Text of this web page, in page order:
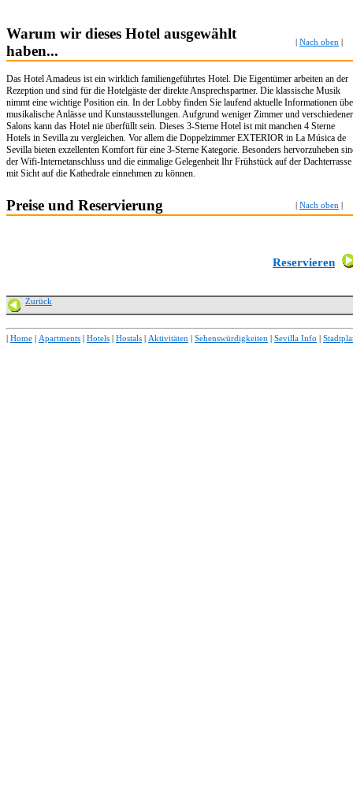
Warum wir dieses Hotel ausgewählt
haben...
Nach oben
Das Hotel Amadeus ist ein wirklich familiengeführtes Hotel. Die Eigentümer arbeiten an der
Rezeption und sind für die Hotelgäste der direkte Ansprechspartner. Die klassische Musik
nimmt eine wichtige Position ein. In der Lobby finden Sie laufend aktuelle Informationen
musikalische Anlässe und Kunstausstellungen. Aufgrund weniger Zimmer und verschiedener
Salons kann das Hotel nie überfüllt sein. Dieses 3-Sterne Hotel ist mit manchen 4 Sterne
Hotels in Sevilla zu vergleichen. Vor allem die Doppelzimmer EXTERIOR in La Música de
Sevilla bieten exzellenten Komfort für eine 3-Sterne Kategorie. Besonders hervorzuheben
der Wifi-Internetanschluss und die einmalige Gelegenheit Ihr Frühstück auf der Dachterrasse
mit Sicht auf die Kathedrale einnehmen zu können.
Preise und Reservierung Nach oben
Reservieren
Zurück
Home Apartments Hotels Hostals Aktivitäten Sehenswürdigkeiten Sevilla Info